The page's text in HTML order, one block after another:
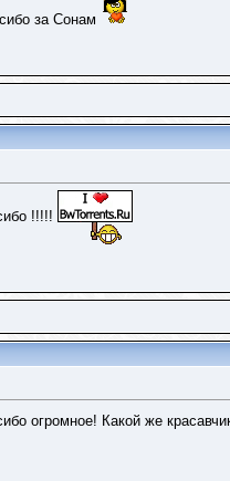
за Сонам
!!!!!
огромное! Какой же